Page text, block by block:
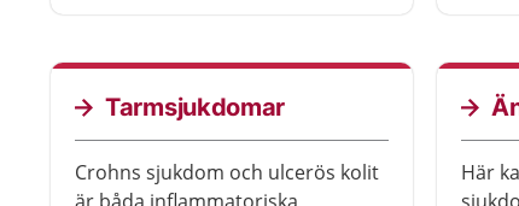
Tarmsjukdomar
Crohns sjukdom och ulcerös kolit
Här